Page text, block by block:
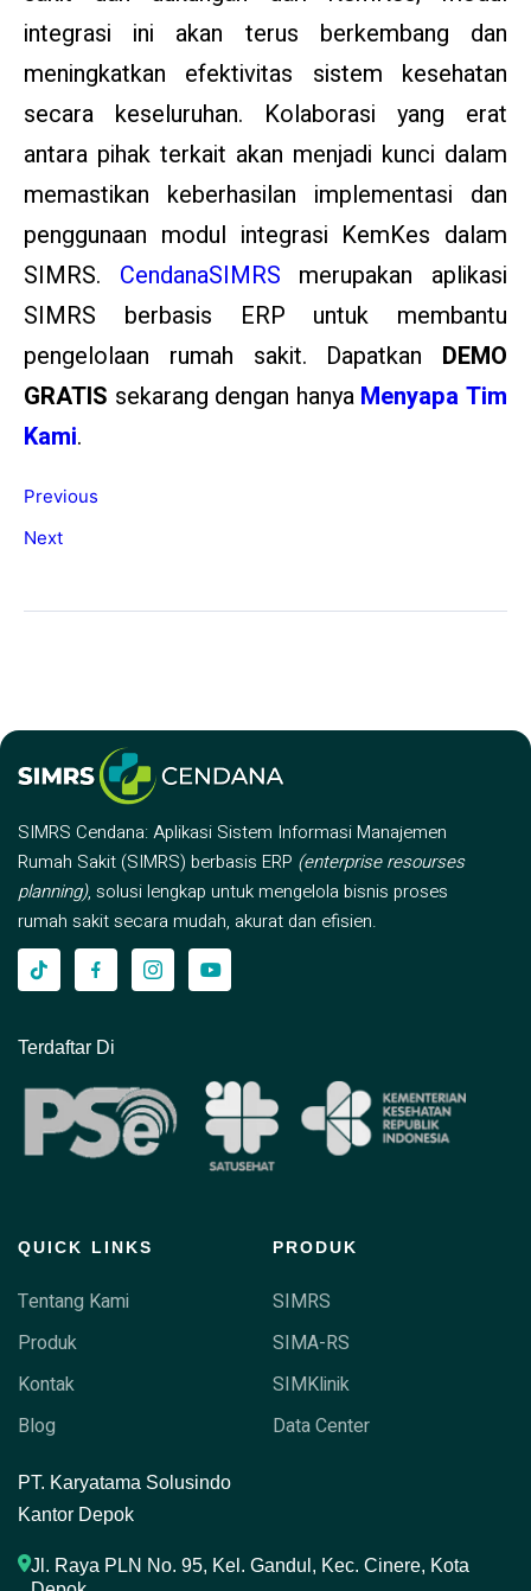
integrasi ini akan terus berkembang dan
meningkatkan efektivitas sistem kesehatan
secara keseluruhan. Kolaborasi yang erat
antara pihak terkait akan menjadi kunci dalam
memastikan keberhasilan implementasi dan
penggunaan modul integrasi KemKes dalam
SIMRS. CendanaSIMRS merupakan aplikasi
SIMRS berbasis ERP untuk membantu
pengelolaan rumah sakit. Dapatkan DEMO
GRATIS sekarang dengan hanya Menyapa Tim
Kami.
Previous
Next
SIMRS Cendana: Aplikasi Sistem Informasi Manajemen
Rumah Sakit (SIMRS) berbasis ERP (enterprise resourses
planning), solusi lengkap untuk mengelola bisnis proses
rumah sakit secara mudah, akurat dan efisien.
Terdaftar Di
QUICK LINKS
Tentang Kami
Produk
Kontak
Blog
PRODUK
SIMRS
SIMA-RS
SIMKlinik
Data Center
PT. Karyatama Solusindo
Kantor Depok
Jl. Raya PLN No. 95, Kel. Gandul, Kec. Cinere, Kota